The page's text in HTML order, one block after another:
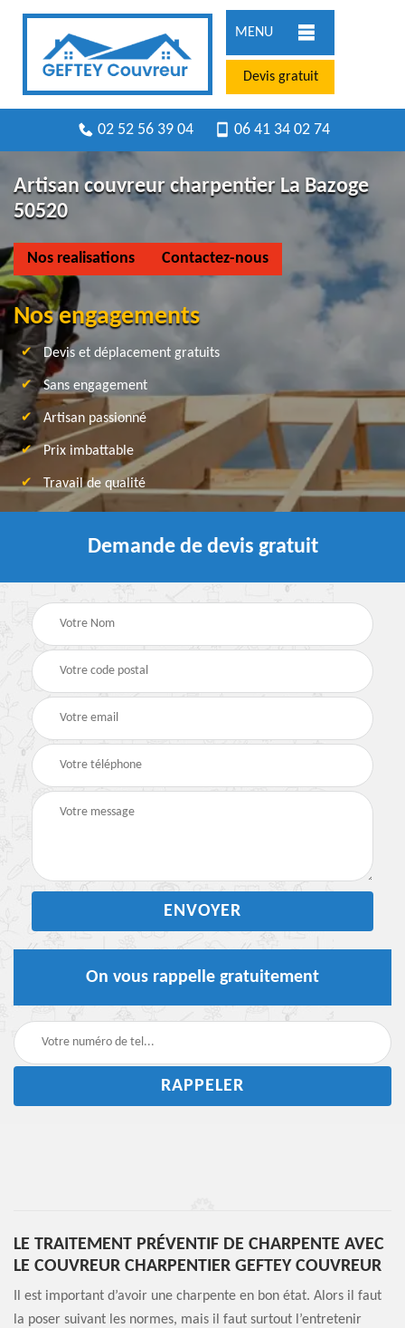
MENU
Devis gratuit
02 52 56 39 04 06 41 34 02 74
Artisan couvreur charpentier La Bazoge
50520
Nos realisations Contactez-nous
Nos engagements
Devis et déplacement gratuits
Sans engagement
Artisan passionné
Prix imbattable
Travail de qualité
Demande de devis gratuit
On vous rappelle gratuitement
LE TRAITEMENT PRÉVENTIF DE CHARPENTE AVEC
LE COUVREUR CHARPENTIER GEFTEY COUVREUR
Il est important d’avoir une charpente en bon état. Alors il faut
la poser suivant les normes, mais il faut surtout l’entretenir